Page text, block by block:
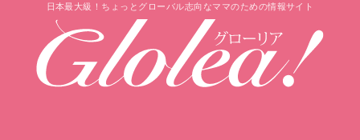
日本最大級！ちょっとグローバル志向なママのための情報サイト